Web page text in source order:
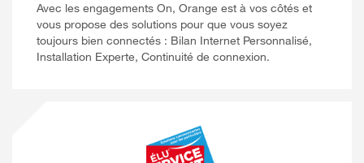
Avec les engagements On, Orange est à vos côtés et
vous propose des solutions pour que vous soyez
toujours bien connectés : Bilan Internet Personnalisé,
Installation Experte, Continuité de connexion.